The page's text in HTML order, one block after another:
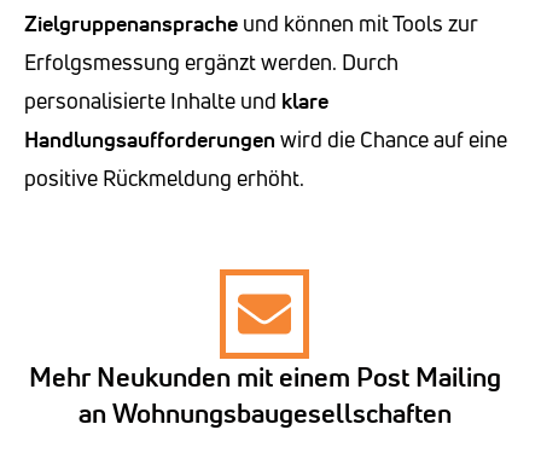
Zielgruppenansprache und können mit Tools zur
Erfolgsmessung ergänzt werden. Durch
personalisierte Inhalte und klare
Handlungsaufforderungen wird die Chance auf eine
positive Rückmeldung erhöht.
Mehr Neukunden mit einem Post Mailing
an Wohnungsbaugesellschaften